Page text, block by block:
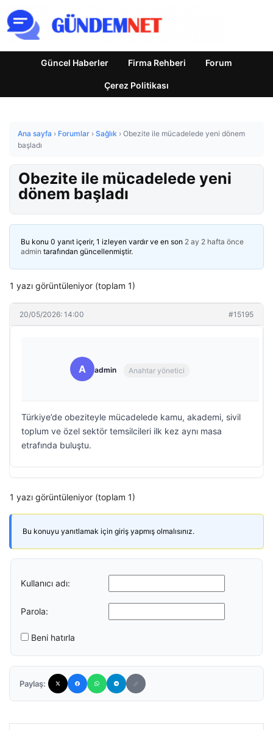
Güncel Haberler Firma Rehberi Forum
Çerez Politikası
Ana sayfa › Forumlar › Sağlık › Obezite ile mücadelede yeni dönem
başladı
Obezite ile mücadelede yeni
dönem başladı
Bu konu 0 yanıt içerir, 1 izleyen vardır ve en son 2 ay 2 hafta önce
admin tarafından güncellenmiştir.
1 yazı görüntüleniyor (toplam 1)
20/05/2026: 14:00 #15195
A admin Anahtar yönetici
Türkiye’de obeziteyle mücadelede kamu, akademi, sivil
toplum ve özel sektör temsilcileri ilk kez aynı masa
etrafında buluştu.
1 yazı görüntüleniyor (toplam 1)
Bu konuyu yanıtlamak için giriş yapmış olmalısınız.
Kullanıcı adı:
Parola:
Beni hatırla
Paylaş: